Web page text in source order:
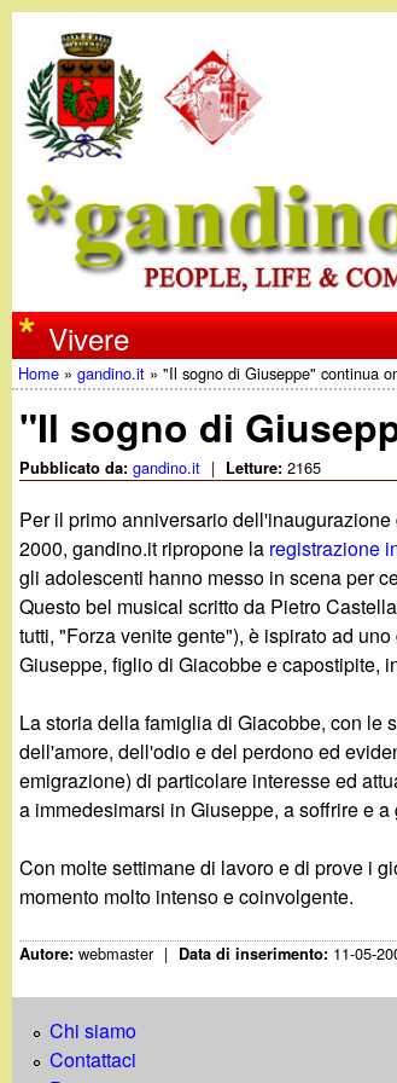
w
w
w
.
g
a
n
d
i
n
o
Vivere
Tu
sei
Home »gandino.it »"Il sogno di Giuseppe" continua
"Il sogno di
Pubblicato da:gandino.it | Letture:2165
Per il primo anniversario
2000, gandino.it ripropone la registrazione
gli adolescenti hanno messo in scena per
Questo bel musical scritto da Pietro
tutti, "Forza venite gente"), è ispirato ad
Giuseppe, figlio di Giacobbe e capostipite,
La storia della famiglia di Giacobbe, con le
dell'amore, dell'odio e del perdono ed
emigrazione) di particolare interesse ed
a immedesimarsi in Giuseppe, a soffrire e a
Con molte settimane di lavoro e di prove i
momento molto intenso e coinvolgente.
Autore:webmaster | Data di inserimento: 11-05-
Chi siamo
Contattaci